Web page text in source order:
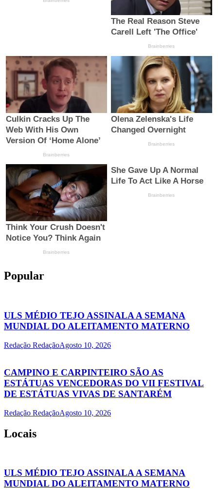
Popular
ULS MÉDIO TEJO ASSINALA A SEMANA
MUNDIAL DO ALEITAMENTO MATERNO
Redação RedaçãoAgosto 10, 2026
CAMPINO E CARPINTEIRO SÃO AS
ESTÁTUAS VENCEDORAS DO VII FESTIVAL
DE ESTÁTUAS VIVAS DE SANTARÉM
Redação RedaçãoAgosto 10, 2026
Locais
ULS MÉDIO TEJO ASSINALA A SEMANA
MUNDIAL DO ALEITAMENTO MATERNO